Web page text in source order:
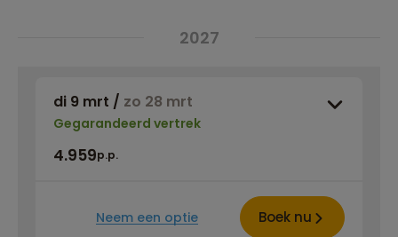
2027
di 9 mrt / zo 28 mrt
Gegarandeerd vertrek
4.959p.p.
Neem een optie Boek nu